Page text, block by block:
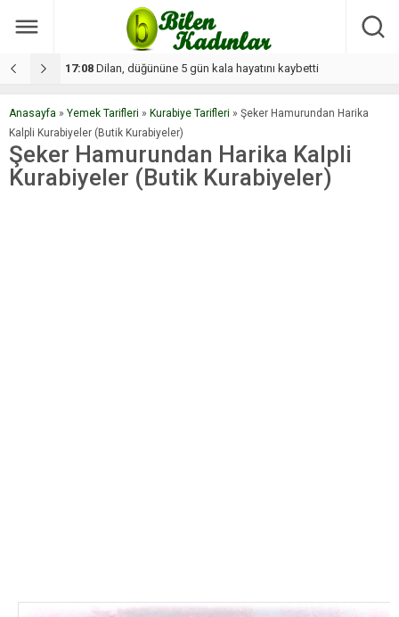
17:08 Dilan, düğününe 5 gün kala hayatını kaybetti
Anasayfa » Yemek Tarifleri » Kurabiye Tarifleri » Şeker Hamurundan Harika
Kalpli Kurabiyeler (Butik Kurabiyeler)
Şeker Hamurundan Harika Kalpli
Kurabiyeler (Butik Kurabiyeler)